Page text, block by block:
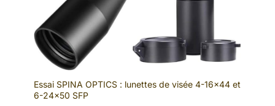
Essai SPINA OPTICS : lunettes de visée 4-16×44 et
6-24×50 SFP